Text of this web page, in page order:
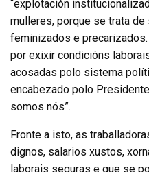
“explotación
mulleres, porque se trata
feminizados e
por exixir condicións
acosadas polo sistema
encabezado polo
somos nós”.
Fronte a isto, as
dignos, salarios xustos,
laborais seguras e que se